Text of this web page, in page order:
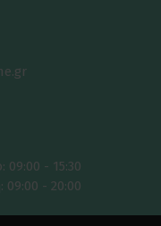
09:00 - 15:30
- 20:00